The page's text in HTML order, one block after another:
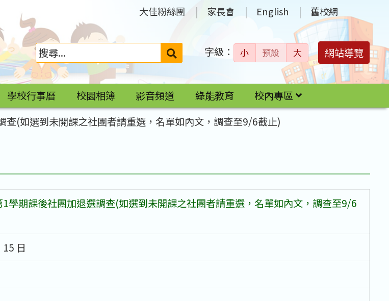
大佳粉絲團 家長會 English 舊校網
搜
字級： 小 預設 大 網站導覽
學校行事曆 校園相簿 影音頻道 綠能教育
校內專區
查(如選到未開課之社團者請重選，名單如內文，調查至9/6截止)
學期課後社團加退選調查(如選到未開課之社團者請重選，名單如內文，調查至9/6
日